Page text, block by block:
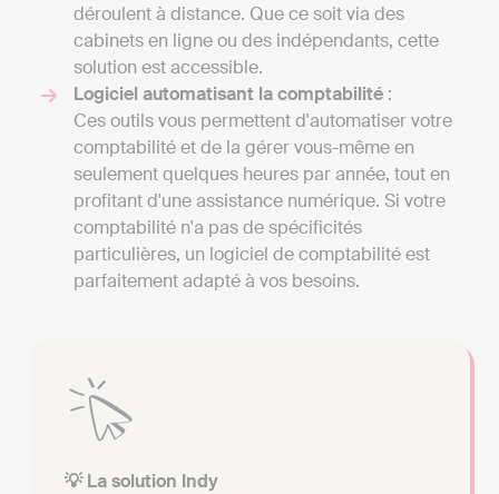
déroulent à distance. Que ce soit via des
cabinets en ligne ou des indépendants, cette
solution est accessible.
Logiciel automatisant la comptabilité :
Ces outils vous permettent d'automatiser votre
comptabilité et de la gérer vous-même en
seulement quelques heures par année, tout en
profitant d'une assistance numérique. Si votre
comptabilité n'a pas de spécificités
particulières, un logiciel de comptabilité est
parfaitement adapté à vos besoins.
💡 La solution Indy